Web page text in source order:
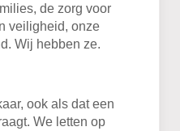
de zorg voor
veiligheid, onze
Wij hebben ze.
ook als dat een
We letten op